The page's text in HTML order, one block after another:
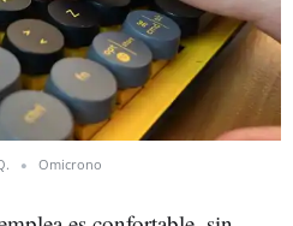
Omicrono